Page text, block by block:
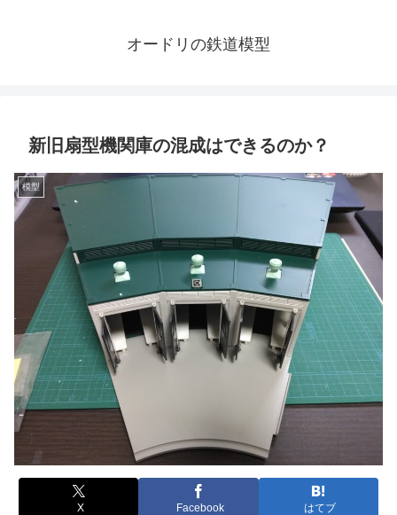
オードリの鉄道模型
新旧扇型機関庫の混成はできるのか？
模型
X Facebook はてブ